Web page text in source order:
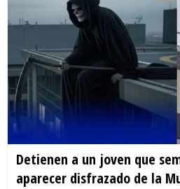
Detienen a un joven que
aparecer disfrazado de la